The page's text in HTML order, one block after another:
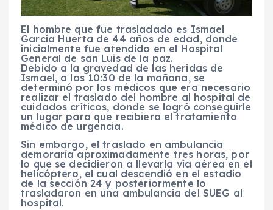
El hombre que fue trasladado es Ismael
García Huerta de 44 años de edad, donde
inicialmente fue atendido en el Hospital
General de san Luis de la paz.
Debido a la gravedad de las heridas de
Ismael, a las 10:30 de la mañana, se
determinó por los médicos que era necesario
realizar el traslado del hombre al hospital de
cuidados críticos, donde se logró conseguirle
un lugar para que recibiera el tratamiento
médico de urgencia.
Sin embargo, el traslado en ambulancia
demoraría aproximadamente tres horas, por
lo que se decidieron a llevarla vía aérea en el
helicóptero, el cual descendió en el estadio
de la sección 24 y posteriormente lo
trasladaron en una ambulancia del SUEG al
hospital.